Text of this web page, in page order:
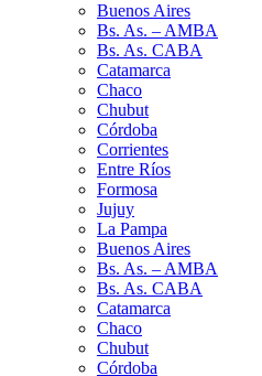
Buenos Aires
Bs. As. – AMBA
Bs. As. CABA
Catamarca
Chaco
Chubut
Córdoba
Corrientes
Entre Ríos
Formosa
Jujuy
La Pampa
Buenos Aires
Bs. As. – AMBA
Bs. As. CABA
Catamarca
Chaco
Chubut
Córdoba